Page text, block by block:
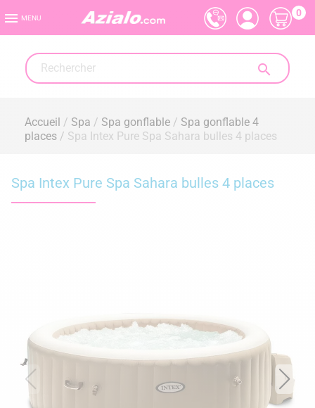
 MENU

0
Accueil Spa Spa gonflable
Spa gonflable 4
places
Spa Intex Pure Spa Sahara bulles 4 places
Spa Intex Pure Spa Sahara bulles 4 places